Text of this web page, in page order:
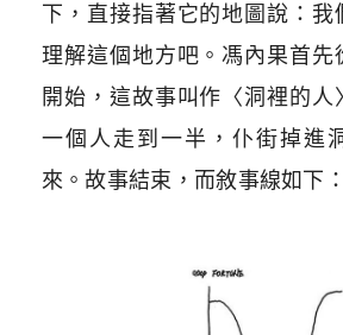
下，直接指著它的地圖說：我
理解這個地方吧。馮內果首先
開始，這故事叫作〈洞裡的人
一個人走到一半，仆街掉進
來。故事結束，而敘事線如下：